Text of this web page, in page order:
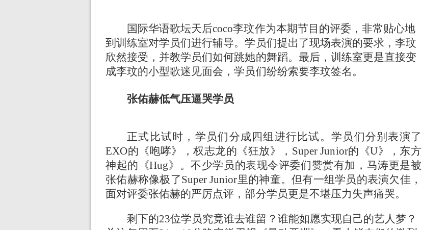
国际华语歌坛天后coco李玟作为本期节目的评委，非常贴心地
到训练室对学员们进行辅导。学员们提出了现场表演的要求，李玟
欣然接受，并教学员们如何跳她的舞蹈。最后，训练室更是直接变
成李玟的小型歌迷见面会，学员们纷纷索要李玟签名。
张佑赫低气压逼哭学员
正式比试时，学员们分成四组进行比试。学员们分别表演了
EXO的《咆哮》，权志龙的《狂放》，Super Junior的《U》，东方
神起的《Hug》。不少学员的表现令评委们赞赏有加，马涛更是被
张佑赫称像极了Super Junior里的神童。但有一组学员的表演欠佳，
面对评委张佑赫的严厉点评，部分学员更是不堪压力失声痛哭。
剩下的23位学员究竟谁去谁留？谁能如愿实现自己的艺人梦？